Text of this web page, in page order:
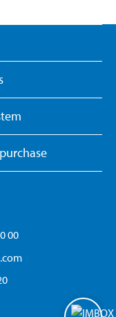
00